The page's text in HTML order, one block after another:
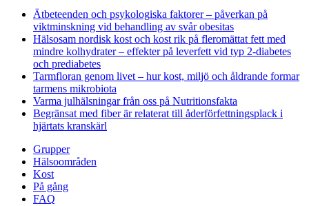
Ätbeteenden och psykologiska faktorer – påverkan på
viktminskning vid behandling av svår obesitas
Hälsosam nordisk kost och kost rik på fleromättat fett med
mindre kolhydrater – effekter på leverfett vid typ 2-diabetes
och prediabetes
Tarmfloran genom livet – hur kost, miljö och åldrande formar
tarmens mikrobiota
Varma julhälsningar från oss på Nutritionsfakta
Begränsat med fiber är relaterat till åderförfettningsplack i
hjärtats kranskärl
Grupper
Hälsoområden
Kost
På gång
FAQ